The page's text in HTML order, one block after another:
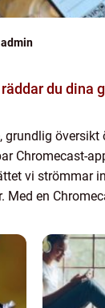
admin
grundlig översikt
Chromecast-
vi strömmar
Med en